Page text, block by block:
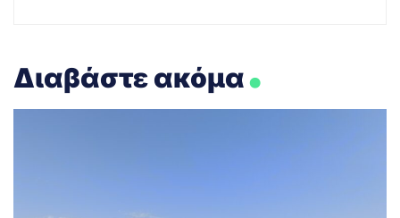
Διαβάστε ακόμα.